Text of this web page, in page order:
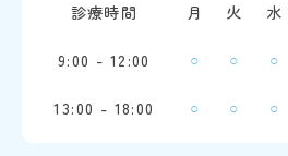
診療時間 月 火 水
9:00 - 12:00 ○ ○ ○
13:00 - 18:00 ○ ○ ○